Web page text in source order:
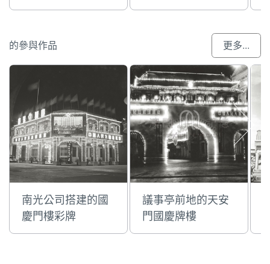
的參與作品 更多...
南光公司搭建的國
慶門樓彩牌
議事亭前地的天安
門國慶牌樓